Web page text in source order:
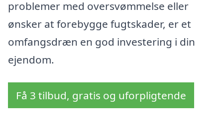
problemer med oversvømmelse eller
ønsker at forebygge fugtskader, er et
omfangsdræn en god investering i din
ejendom.
Få 3 tilbud, gratis og uforpligtende